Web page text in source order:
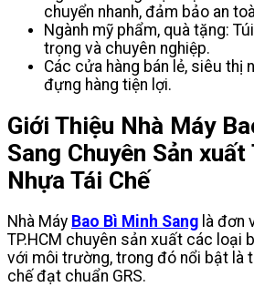
chuyển nhanh, đảm bảo an
Ngành mỹ phẩm, quà tặng:
trọng và chuyên nghiệp.
Các cửa hàng bán lẻ, siêu thị
đựng hàng tiện lợi.
Giới Thiệu Nhà Máy
Sang Chuyên Sản
Nhựa Tái Chế
Nhà Máy Bao Bì Minh Sang là đơn
TP.HCM chuyên sản xuất các loại
với môi trường, trong đó nổi bật là
chế đạt chuẩn GRS.